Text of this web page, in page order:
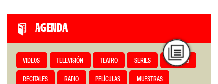
AGENDA
VIDEOS TELEVISIÓN TEATRO SERIES REVISTAS
RECITALES RADIO PELÍCULAS MUESTRAS